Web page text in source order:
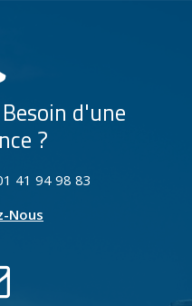
d'une
?
41 94 98 83
Nous